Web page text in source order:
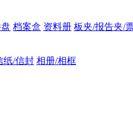
档案盒 资料册 板夹/报告夹/
纸/信封 相册/相框